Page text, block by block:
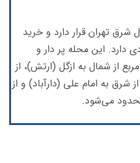
۵ و در شمال شرق تهران قرار دارد و خرید
دارد. این محله پر دار و
مساحت ۱۹۲۳۰۲۸ متر مربع از شمال به ازگل (ارتش)، از
شرق به امام علی (دارآباد) و از
می‌شود.